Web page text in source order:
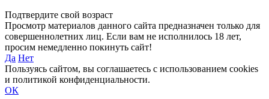
Подтвердите свой возраст
Просмотр материалов данного сайта предназначен только для
совершеннолетних лиц. Если вам не исполнилось 18 лет,
просим немедленно покинуть сайт!
Да Нет
Пользуясь сайтом, вы соглашаетесь с использованием cookies
и политикой конфиденциальности.
ОК